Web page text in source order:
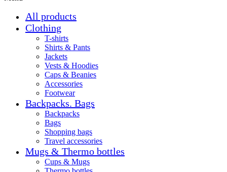
All products
Clothing
T-shirts
Shirts & Pants
Jackets
Vests & Hoodies
Caps & Beanies
Accessories
Footwear
Backpacks. Bags
Backpacks
Bags
Shopping bags
Travel accessories
Mugs & Thermo bottles
Cups & Mugs